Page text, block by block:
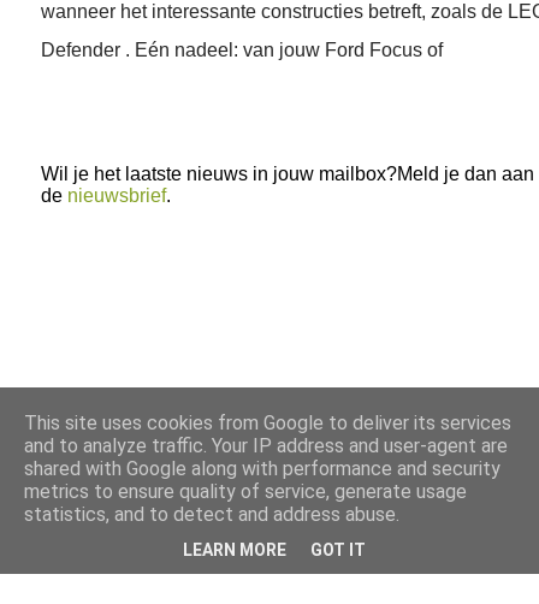
wanneer het interessante constructies betreft, zoals de
Defender . Eén nadeel: van jouw Ford Focus of
Wil je het laatste nieuws in jouw mailbox?Meld je dan aan
de nieuwsbrief.
This site uses cookies from Google to deliver its services
and to analyze traffic. Your IP address and user-agent are
shared with Google along with performance and security
metrics to ensure quality of service, generate usage
statistics, and to detect and address abuse.
LEARN MORE GOT IT